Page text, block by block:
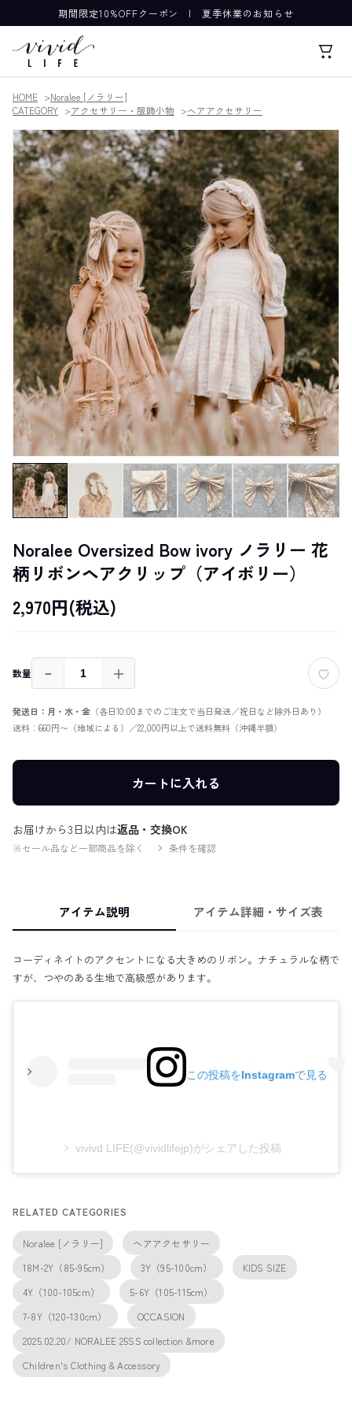
期間限定10%OFFクーポン |夏季休業のお知らせ
HOME
Noralee [ノラリー]
CATEGORY
アクセサリー・服飾小物 ヘアアクセサリー
Noralee Oversized Bow ivory ノラリー 花
柄リボンヘアクリップ（アイボリー）
2,970円(税込)
数量 － ＋
発送日：月・水・金 （各日10:00までのご注文で当日発送／祝日など除外日あり）
送料：660円〜（地域による）／22,000円以上で送料無料（沖縄半額）
カートに入れる
お届けから3日以内は返品・交換OK
※セール品など一部商品を除く 条件を確認
アイテム説明 アイテム詳細・サイズ表
コーディネイトのアクセントになる大きめのリボン。ナチュラルな柄で
すが、つやのある生地で高級感があります。
この投稿をInstagramで見る
vivivd LIFE(@vividlifejp)がシェアした投稿
RELATED CATEGORIES
Noralee [ノラリー]
ヘアアクセサリー
18M-2Y（85-95cm）
3Y（95-100cm）
KIDS SIZE
4Y（100-105cm）
5-6Y（105-115cm）
7-8Y（120-130cm）
OCCASION
2025.02.20/ NORALEE 25SS collection &more
Children's Clothing & Accessory